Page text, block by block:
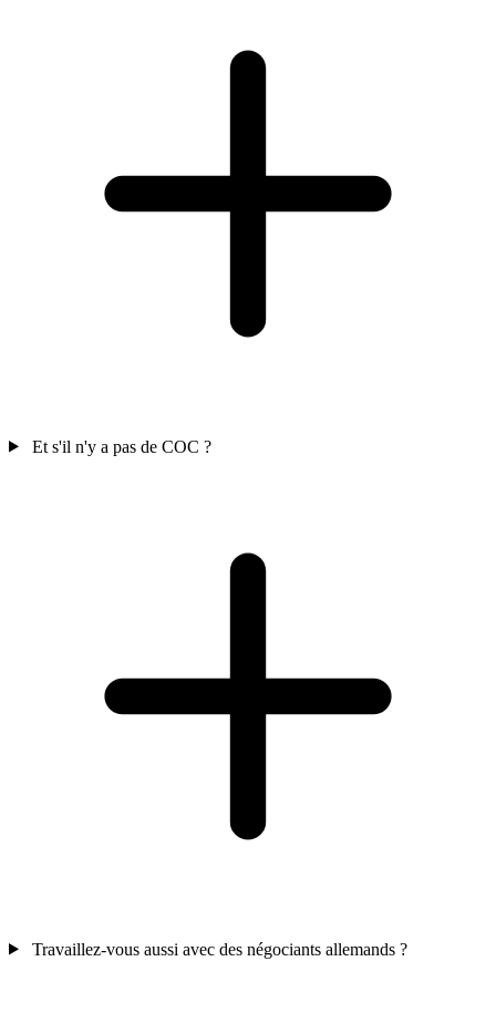
Et s'il n'y a pas de COC ?
Travaillez-vous aussi avec des négociants allemands ?